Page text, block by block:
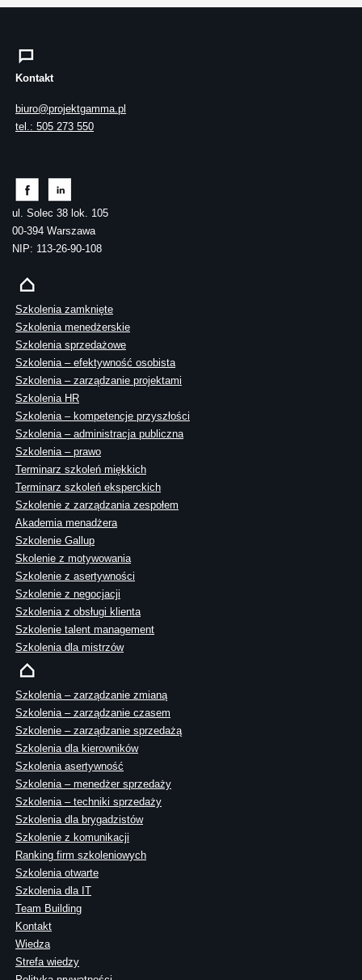
Kontakt
biuro@projektgamma.pl
tel.: 505 273 550
ul. Solec 38 lok. 105
00-394 Warszawa
NIP: 113-26-90-108
Szkolenia zamknięte
Szkolenia menedżerskie
Szkolenia sprzedażowe
Szkolenia – efektywność osobista
Szkolenia – zarządzanie projektami
Szkolenia HR
Szkolenia – kompetencje przyszłości
Szkolenia – administracja publiczna
Szkolenia – prawo
Terminarz szkoleń miękkich
Terminarz szkoleń eksperckich
Szkolenie z zarządzania zespołem
Akademia menadżera
Szkolenie Gallup
Skolenie z motywowania
Szkolenie z asertywności
Szkolenie z negocjacji
Szkolenia z obsługi klienta
Szkolenie talent management
Szkolenia dla mistrzów
Szkolenia – zarządzanie zmianą
Szkolenia – zarządzanie czasem
Szkolenie – zarządzanie sprzedażą
Szkolenia dla kierowników
Szkolenia asertywność
Szkolenia – menedżer sprzedaży
Szkolenia – techniki sprzedaży
Szkolenia dla brygadzistów
Szkolenie z komunikacji
Ranking firm szkoleniowych
Szkolenia otwarte
Szkolenia dla IT
Team Building
Kontakt
Wiedza
Strefa wiedzy